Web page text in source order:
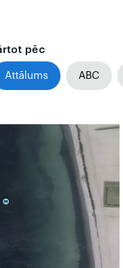
pēc
Attālums ABC